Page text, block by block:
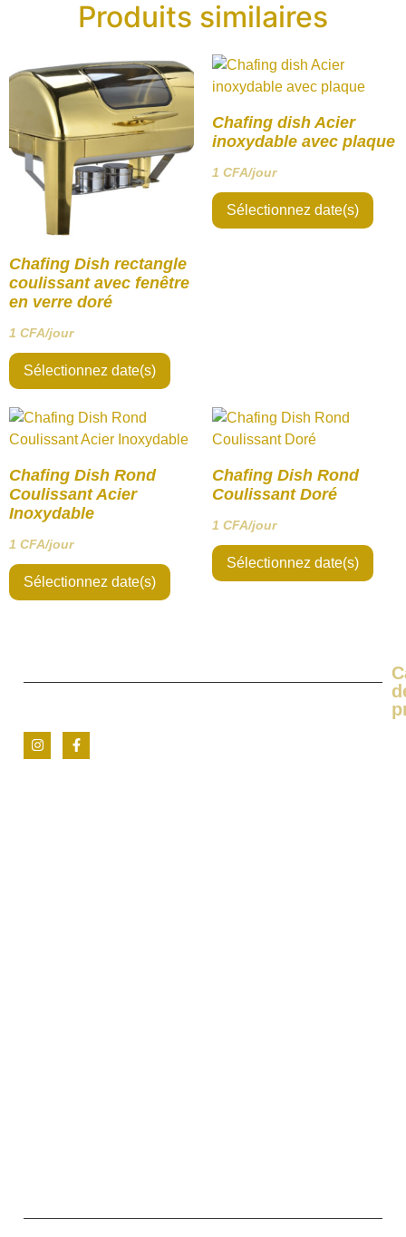
Produits similaires
Chafing Dish rectangle
coulissant avec fenêtre
en verre doré
1 CFA/jour
Sélectionnez date(s)
Chafing dish Acier
inoxydable avec plaque
1 CFA/jour
Sélectionnez date(s)
Chafing Dish Rond
Coulissant Acier
Inoxydable
1 CFA/jour
Sélectionnez date(s)
Chafing Dish Rond
Coulissant Doré
1 CFA/jour
Sélectionnez date(s)